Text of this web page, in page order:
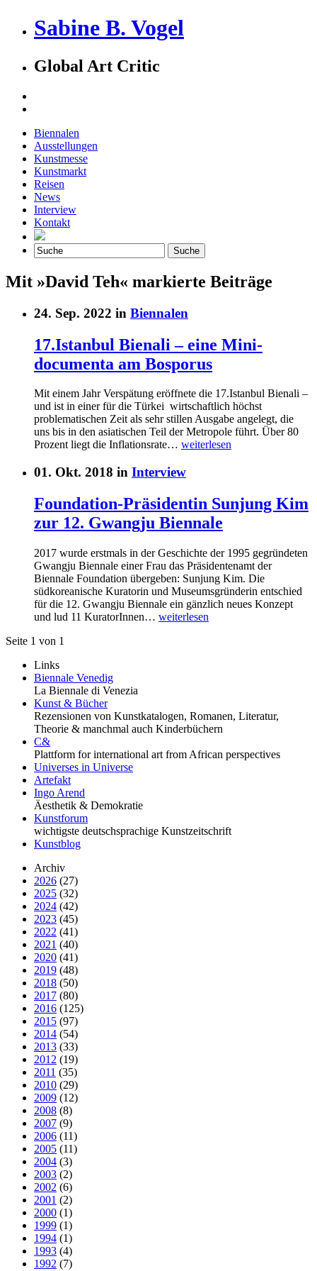
Sabine B. Vogel
Global Art Critic
Biennalen
Ausstellungen
Kunstmesse
Kunstmarkt
Reisen
News
Interview
Kontakt
Mit »David Teh« markierte Beiträge
24. Sep. 2022 in Biennalen
17.Istanbul Bienali – eine Mini-
documenta am Bosporus
Mit einem Jahr Verspätung eröffnete die 17.Istanbul Bienali –
und ist in einer für die Türkei wirtschaftlich höchst
problematischen Zeit als sehr stillen Ausgabe angelegt, die
uns bis in den asiatischen Teil der Metropole führt. Über 80
Prozent liegt die Inflationsrate… weiterlesen
01. Okt. 2018 in Interview
Foundation-Präsidentin Sunjung Kim
zur 12. Gwangju Biennale
2017 wurde erstmals in der Geschichte der 1995 gegründeten
Gwangju Biennale einer Frau das Präsidentenamt der
Biennale Foundation übergeben: Sunjung Kim. Die
südkoreanische Kuratorin und Museumsgründerin entschied
für die 12. Gwangju Biennale ein gänzlich neues Konzept
und lud 11 KuratorInnen… weiterlesen
Seite 1 von 1
Links
Biennale Venedig
La Biennale di Venezia
Kunst & Bücher
Rezensionen von Kunstkatalogen, Romanen, Literatur,
Theorie & manchmal auch Kinderbüchern
C&
Plattform for international art from African perspectives
Universes in Universe
Artefakt
Ingo Arend
Äesthetik & Demokratie
Kunstforum
wichtigste deutschsprachige Kunstzeitschrift
Kunstblog
Archiv
2026 (27)
2025 (32)
2024 (42)
2023 (45)
2022 (41)
2021 (40)
2020 (41)
2019 (48)
2018 (50)
2017 (80)
2016 (125)
2015 (97)
2014 (54)
2013 (33)
2012 (19)
2011 (35)
2010 (29)
2009 (12)
2008 (8)
2007 (9)
2006 (11)
2005 (11)
2004 (3)
2003 (2)
2002 (6)
2001 (2)
2000 (1)
1999 (1)
1994 (1)
1993 (4)
1992 (7)